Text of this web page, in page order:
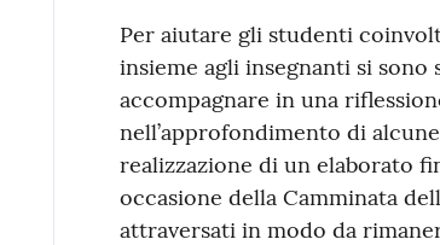
Per aiutare gli studenti
insieme agli insegnanti si
accompagnare in una
nell’approfondimento di
realizzazione di un elaborato
occasione della Camminata
attraversati in modo da